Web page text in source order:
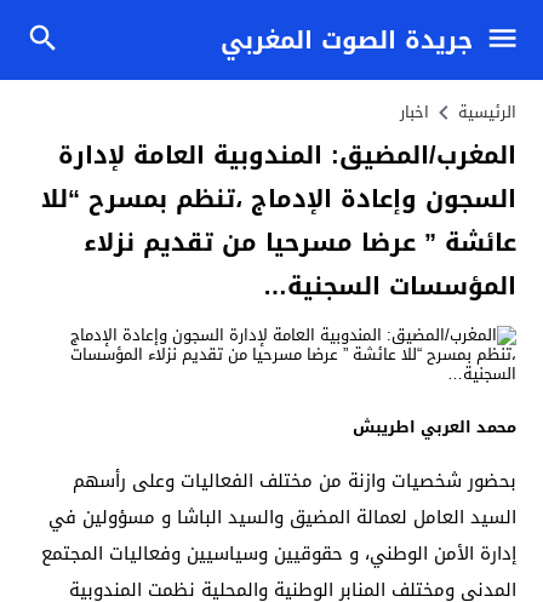
جريدة الصوت المغربي
الرئيسية اخبار
المغرب/المضيق: المندوبية العامة لإدارة
السجون وإعادة الإدماج ،تنظم بمسرح “للا
عائشة ” عرضا مسرحيا من تقديم نزلاء
المؤسسات السجنية…
محمد العربي اطريبش
بحضور شخصيات وازنة من مختلف الفعاليات وعلى رأسهم
السيد العامل لعمالة المضيق والسيد الباشا و مسؤولين في
إدارة الأمن الوطني، و حقوقيين وسياسيين وفعاليات المجتمع
المدني ومختلف المنابر الوطنية والمحلية نظمت المندوبية